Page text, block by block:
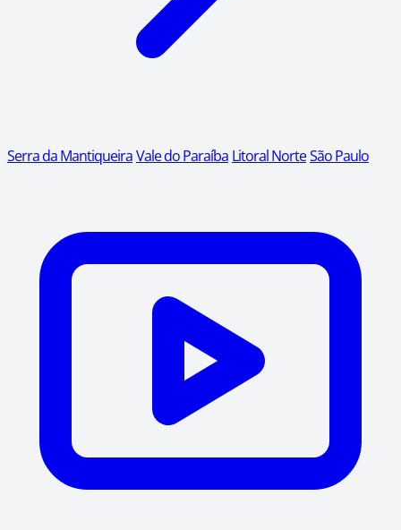
Serra da MantiqueiraVale do Paraíba Litoral NorteSão Paulo